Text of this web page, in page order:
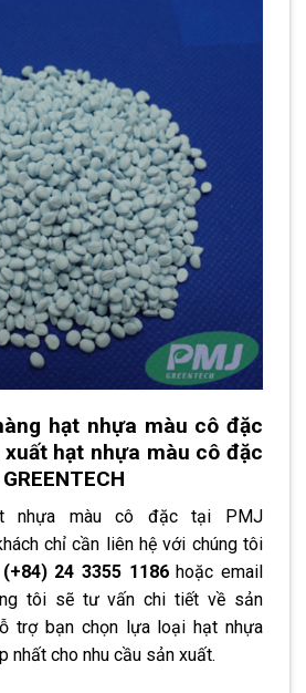
hạt nhựa màu cô đặc
hạt nhựa màu cô đặc
nhựa màu cô đặc tại PMJ
chỉ cần liên hệ với chúng tôi
(+84) 24 3355 1186hoặc email
tôi sẽ tư vấn chi tiết về sản
trợ bạn chọn lựa loại hạt nhựa
nhất cho nhu cầu sản xuất.